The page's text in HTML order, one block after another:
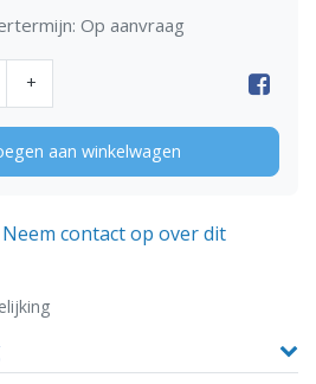
Op aanvraag
+
aan winkelwagen
Neem contact op over dit